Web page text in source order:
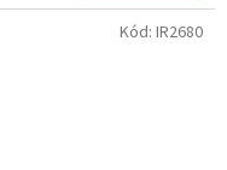
Kód: IR2680